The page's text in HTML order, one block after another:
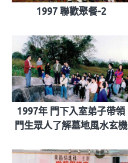
1997 聯歡聚餐-2
1997年 門下入室弟子帶領
門生眾人了解墓地風水玄機